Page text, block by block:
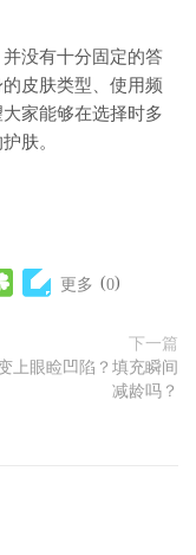
没有十分固定的答
皮肤类型、使用频
家能够在选择时多
肤。
更多 (0)
下一篇
上眼睑凹陷？填充瞬间
减龄吗？